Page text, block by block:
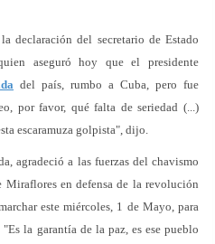
declaración del secretario de Estado
aseguró hoy que el presidente
del país, rumbo a Cuba, pero fue
por favor, qué falta de seriedad (...)
escaramuza golpista", dijo.
agradeció a las fuerzas del chavismo
en defensa de la revolución
este miércoles, 1 de Mayo, para
la garantía de la paz, es ese pueblo